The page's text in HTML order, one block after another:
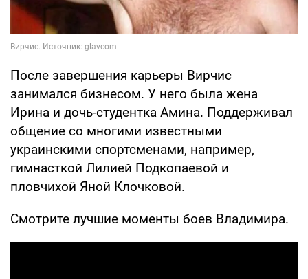
После завершения карьеры Вирчис
занимался бизнесом. У него была жена
Ирина и дочь-студентка Амина. Поддерживал
общение со многими известными
украинскими спортсменами, например,
гимнасткой Лилией Подкопаевой и
пловчихой Яной Клочковой.
Смотрите лучшие моменты боев Владимира.